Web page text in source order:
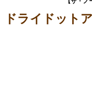
ドライドット